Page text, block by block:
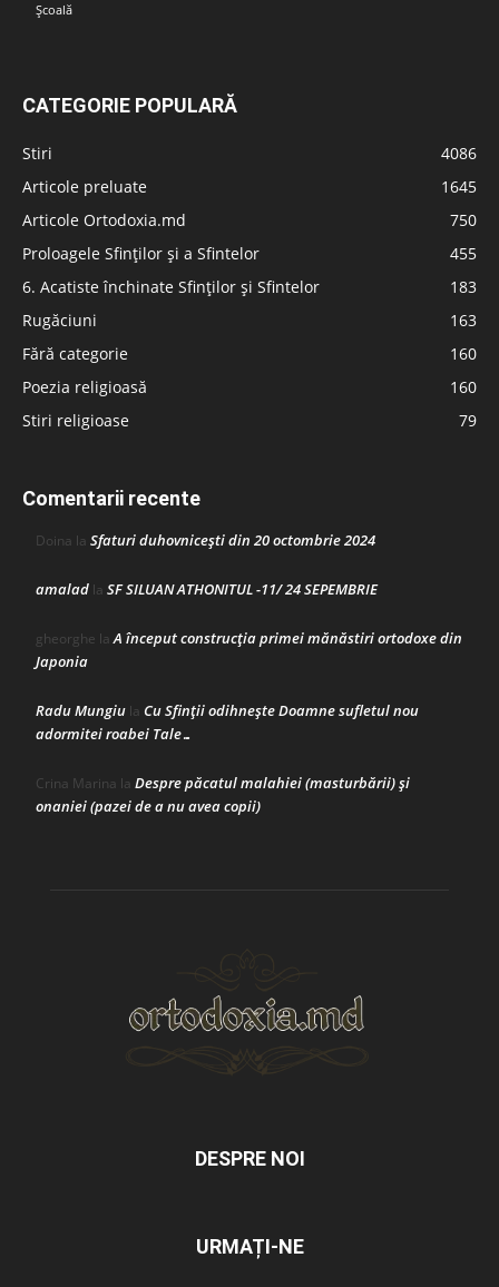
Școală
CATEGORIE POPULARĂ
Stiri
4086
Articole preluate
1645
Articole Ortodoxia.md
750
Proloagele Sfinților și a Sfintelor
455
6. Acatiste închinate Sfinților și Sfintelor
183
Rugăciuni
163
Fără categorie
160
Poezia religioasă
160
Stiri religioase
79
Comentarii recente
Doina la Sfaturi duhovnicești din 20 octombrie 2024
amalad la SF SILUAN ATHONITUL -11/ 24 SEPEMBRIE
gheorghe laA început construcţia primei mănăstiri ortodoxe din
Japonia
Radu Mungiu la Cu Sfinții odihnește Doamne sufletul nou
adormitei roabei Tale…
Crina Marina la Despre păcatul malahiei (masturbării) şi
onaniei (pazei de a nu avea copii)
DESPRE NOI
URMAȚI-NE